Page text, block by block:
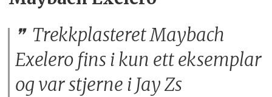
Trekkplasteret Maybach
Exelero fins i kun ett eksemplar
og var stjerne i Jay Zs